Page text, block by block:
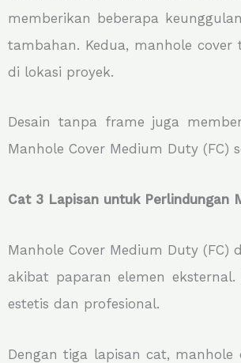
memberikan beberapa
tambahan. Kedua, manhole
di lokasi proyek.
Desain tanpa frame juga
Manhole Cover Medium Duty
Cat 3 Lapisan untuk Perlindungan
Manhole Cover Medium Duty
akibat paparan elemen
estetis dan profesional.
Dengan tiga lapisan cat,